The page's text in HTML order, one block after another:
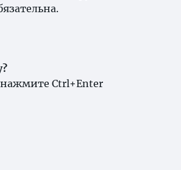
Ctrl+Enter